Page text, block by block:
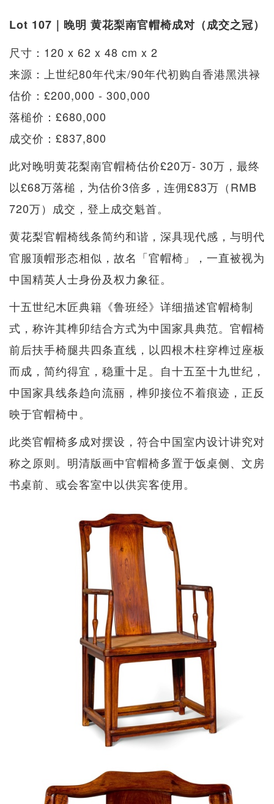
Lot 107｜晚明 黄花梨南官帽椅成对（成交之冠）
尺寸：120 x 62 x 48 cm x 2
来源：上世纪80年代末/90年代初购自香港黑洪禄
估价：£200,000 - 300,000
落槌价：£680,000
成交价：£837,800
此对晚明黄花梨南官帽椅估价£20万- 30万，最终
以£68万落槌，为估价3倍多，连佣£83万（RMB
720万）成交，登上成交魁首。
黄花梨官帽椅线条简约和谐，深具现代感，与明代
官服顶帽形态相似，故名「官帽椅」，一直被视为
中国精英人士身份及权力象征。
十五世纪木匠典籍《鲁班经》详细描述官帽椅制
式，称许其榫卯结合方式为中国家具典范。官帽椅
前后扶手椅腿共四条直线，以四根木柱穿榫过座板
而成，简约得宜，稳重十足。自十五至十九世纪，
中国家具线条趋向流丽，榫卯接位不着痕迹，正反
映于官帽椅中。
此类官帽椅多成对摆设，符合中国室内设计讲究对
称之原则。明清版画中官帽椅多置于饭桌侧、文房
书桌前、或会客室中以供宾客使用。